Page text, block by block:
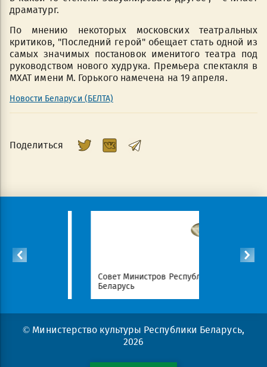
драматург.
По мнению некоторых московских театральных
критиков, "Последний герой" обещает стать одной из
самых значимых постановок именитого театра под
руководством нового худрука. Премьера спектакля в
МХАТ имени М. Горького намечена на 19 апреля.
Новости Беларуси (БЕЛТА)
Поделиться
Совет Министров Республики
Беларусь
© Министерство культуры Республики Беларусь,
2026